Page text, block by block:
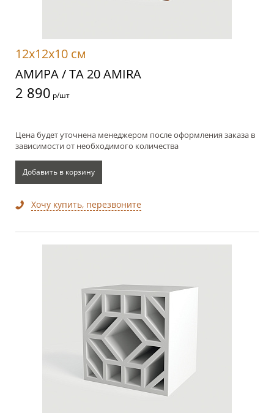
12x12x10 см
АМИРА / TA 20 AMIRA
2 890 р/шт
Цена будет уточнена менеджером после оформления заказа в
зависимости от необходимого количества
Добавить в корзину
Хочу купить, перезвоните